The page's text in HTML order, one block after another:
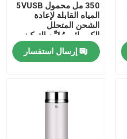
350 مل محمول 5VUSB
المياه القابلة لإعادة
الشحن المتحلل
الكهربائي مُؤَيِّن التركيز
العالي مولد المياه الغنية
بالهيدروجينإرسال استفسار